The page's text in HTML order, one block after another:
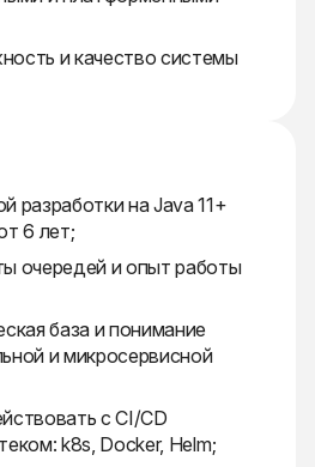
и качество системы
разработки на Java 11+
6 лет;
очередей и опыт работы
база и понимание
и микросервисной
с CI/CD
k8s, Docker, Helm;